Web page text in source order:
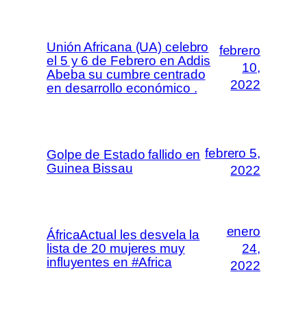
Unión Africana (UA) celebro
el 5 y 6 de Febrero en Addis
Abeba su cumbre centrado
en desarrollo económico .
febrero
10,
2022
Golpe de Estado fallido en
Guinea Bissau
febrero 5,
2022
ÁfricaActual les desvela la
lista de 20 mujeres muy
influyentes en #Africa
enero
24,
2022